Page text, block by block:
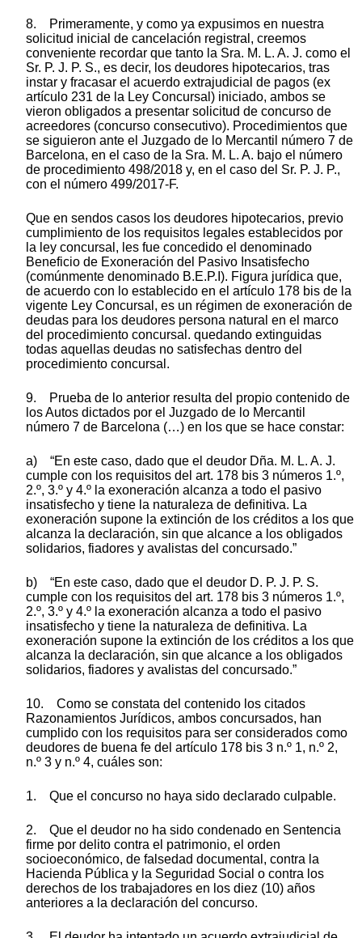
8. Primeramente, y como ya expusimos en nuestra
solicitud inicial de cancelación registral, creemos
conveniente recordar que tanto la Sra. M. L. A. J. como el
Sr. P. J. P. S., es decir, los deudores hipotecarios, tras
instar y fracasar el acuerdo extrajudicial de pagos (ex
artículo 231 de la Ley Concursal) iniciado, ambos se
vieron obligados a presentar solicitud de concurso de
acreedores (concurso consecutivo). Procedimientos que
se siguieron ante el Juzgado de lo Mercantil número 7 de
Barcelona, en el caso de la Sra. M. L. A. bajo el número
de procedimiento 498/2018 y, en el caso del Sr. P. J. P.,
con el número 499/2017-F.
Que en sendos casos los deudores hipotecarios, previo
cumplimiento de los requisitos legales establecidos por
la ley concursal, les fue concedido el denominado
Beneficio de Exoneración del Pasivo Insatisfecho
(comúnmente denominado B.E.P.I). Figura jurídica que,
de acuerdo con lo establecido en el artículo 178 bis de la
vigente Ley Concursal, es un régimen de exoneración de
deudas para los deudores persona natural en el marco
del procedimiento concursal. quedando extinguidas
todas aquellas deudas no satisfechas dentro del
procedimiento concursal.
9. Prueba de lo anterior resulta del propio contenido de
los Autos dictados por el Juzgado de lo Mercantil
número 7 de Barcelona (…) en los que se hace constar:
a) “En este caso, dado que el deudor Dña. M. L. A. J.
cumple con los requisitos del art. 178 bis 3 números 1.º,
2.º, 3.º y 4.º la exoneración alcanza a todo el pasivo
insatisfecho y tiene la naturaleza de definitiva. La
exoneración supone la extinción de los créditos a los que
alcanza la declaración, sin que alcance a los obligados
solidarios, fiadores y avalistas del concursado.”
b) “En este caso, dado que el deudor D. P. J. P. S.
cumple con los requisitos del art. 178 bis 3 números 1.º,
2.º, 3.º y 4.º la exoneración alcanza a todo el pasivo
insatisfecho y tiene la naturaleza de definitiva. La
exoneración supone la extinción de los créditos a los que
alcanza la declaración, sin que alcance a los obligados
solidarios, fiadores y avalistas del concursado.”
10. Como se constata del contenido los citados
Razonamientos Jurídicos, ambos concursados, han
cumplido con los requisitos para ser considerados como
deudores de buena fe del artículo 178 bis 3 n.º 1, n.º 2,
n.º 3 y n.º 4, cuáles son:
1. Que el concurso no haya sido declarado culpable.
2. Que el deudor no ha sido condenado en Sentencia
firme por delito contra el patrimonio, el orden
socioeconómico, de falsedad documental, contra la
Hacienda Pública y la Seguridad Social o contra los
derechos de los trabajadores en los diez (10) años
anteriores a la declaración del concurso.